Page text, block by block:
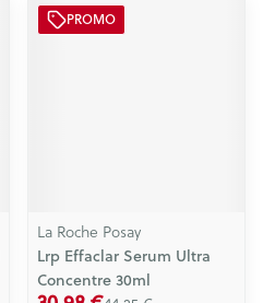
PROMO
La Roche Posay
Lrp Effaclar Serum Ultra
Concentre 30ml